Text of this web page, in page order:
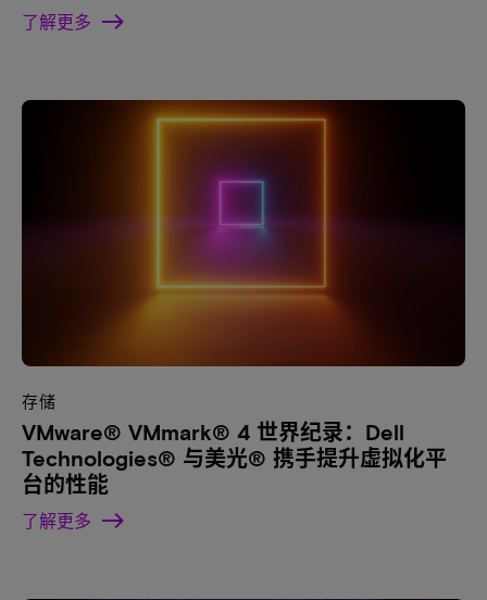
了解更多
存储
VMware® VMmark® 4 世界纪录：Dell
Technologies® 与美光® 携手提升虚拟化平
台的性能
了解更多